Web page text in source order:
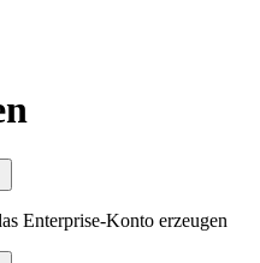
Enterprise-Konto erzeugen